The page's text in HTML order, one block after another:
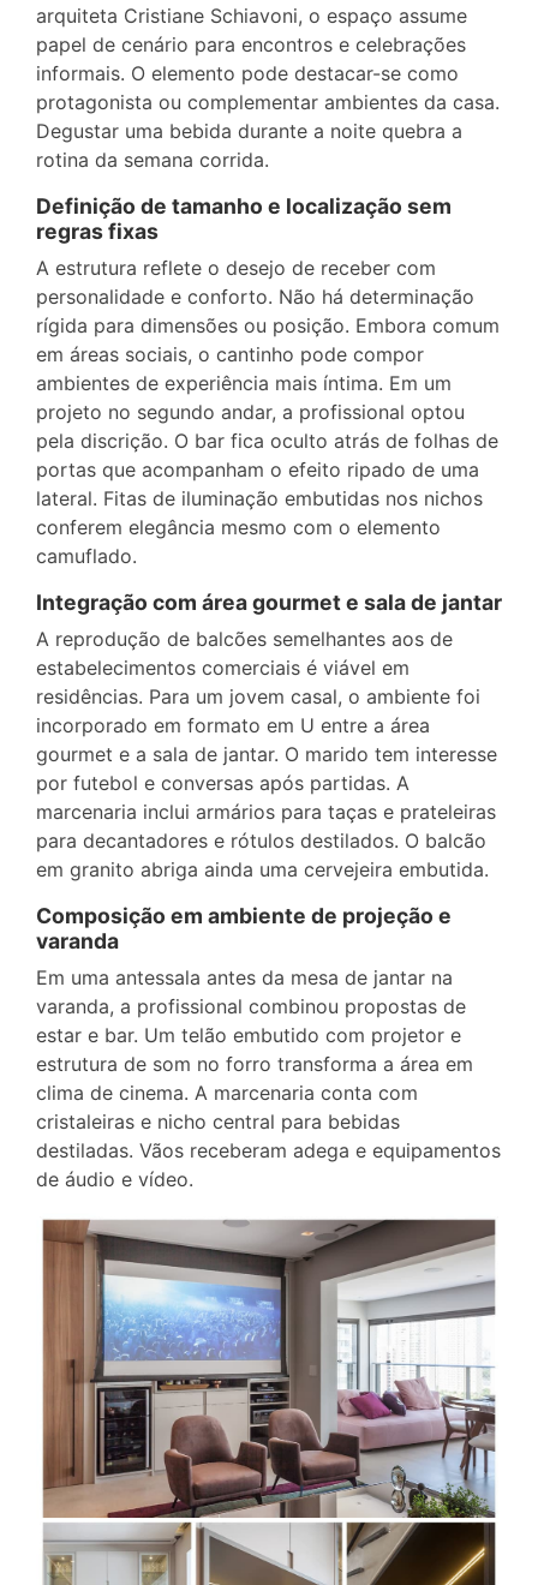
arquiteta Cristiane Schiavoni, o espaço assume
papel de cenário para encontros e celebrações
informais. O elemento pode destacar-se como
protagonista ou complementar ambientes da casa.
Degustar uma bebida durante a noite quebra a
rotina da semana corrida.
Definição de tamanho e localização sem
regras fixas
A estrutura reflete o desejo de receber com
personalidade e conforto. Não há determinação
rígida para dimensões ou posição. Embora comum
em áreas sociais, o cantinho pode compor
ambientes de experiência mais íntima. Em um
projeto no segundo andar, a profissional optou
pela discrição. O bar fica oculto atrás de folhas de
portas que acompanham o efeito ripado de uma
lateral. Fitas de iluminação embutidas nos nichos
conferem elegância mesmo com o elemento
camuflado.
Integração com área gourmet e sala de jantar
A reprodução de balcões semelhantes aos de
estabelecimentos comerciais é viável em
residências. Para um jovem casal, o ambiente foi
incorporado em formato em U entre a área
gourmet e a sala de jantar. O marido tem interesse
por futebol e conversas após partidas. A
marcenaria inclui armários para taças e prateleiras
para decantadores e rótulos destilados. O balcão
em granito abriga ainda uma cervejeira embutida.
Composição em ambiente de projeção e
varanda
Em uma antessala antes da mesa de jantar na
varanda, a profissional combinou propostas de
estar e bar. Um telão embutido com projetor e
estrutura de som no forro transforma a área em
clima de cinema. A marcenaria conta com
cristaleiras e nicho central para bebidas
destiladas. Vãos receberam adega e equipamentos
de áudio e vídeo.